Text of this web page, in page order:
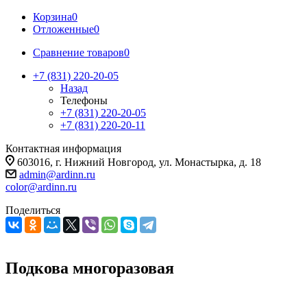
Корзина0
Отложенные0
Сравнение товаров0
+7 (831) 220-20-05
Назад
Телефоны
+7 (831) 220-20-05
+7 (831) 220-20-11
Контактная информация
603016, г. Нижний Новгород, ул. Монастырка, д. 18
admin@ardinn.ru
color@ardinn.ru
Поделиться
Подкова многоразовая